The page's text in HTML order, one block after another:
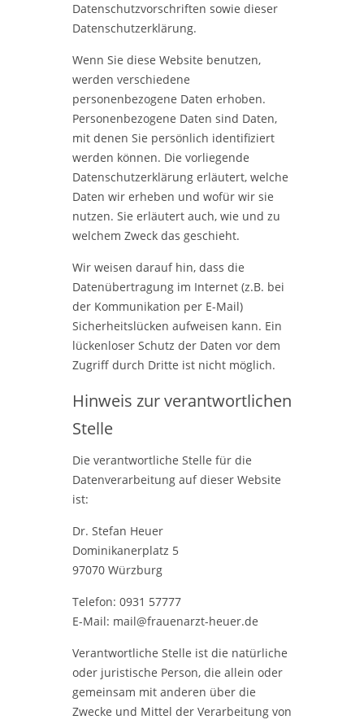
Datenschutzvorschriften sowie dieser
Datenschutzerklärung.
Wenn Sie diese Website benutzen,
werden verschiedene
personenbezogene Daten erhoben.
Personenbezogene Daten sind Daten,
mit denen Sie persönlich identifiziert
werden können. Die vorliegende
Datenschutzerklärung erläutert, welche
Daten wir erheben und wofür wir sie
nutzen. Sie erläutert auch, wie und zu
welchem Zweck das geschieht.
Wir weisen darauf hin, dass die
Datenübertragung im Internet (z.B. bei
der Kommunikation per E-Mail)
Sicherheitslücken aufweisen kann. Ein
lückenloser Schutz der Daten vor dem
Zugriff durch Dritte ist nicht möglich.
Hinweis zur verantwortlichen
Stelle
Die verantwortliche Stelle für die
Datenverarbeitung auf dieser Website
ist:
Dr. Stefan Heuer
Dominikanerplatz 5
97070 Würzburg
Telefon: 0931 57777
E-Mail: mail@frauenarzt-heuer.de
Verantwortliche Stelle ist die natürliche
oder juristische Person, die allein oder
gemeinsam mit anderen über die
Zwecke und Mittel der Verarbeitung von